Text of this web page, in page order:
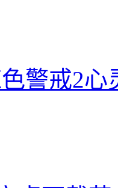
警戒2心